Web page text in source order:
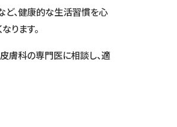
ど、健康的な生活習慣を心
ります。
膚科の専門医に相談し、適